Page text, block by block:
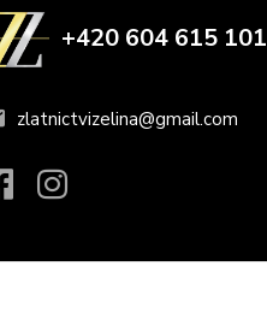
+420 604 615 101
zlatnictvizelina@gmail.com